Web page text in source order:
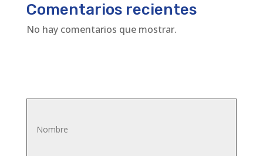
Comentarios recientes
No hay comentarios que mostrar.